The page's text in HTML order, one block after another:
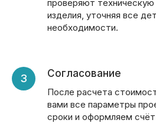
проверяют
изделия, уточняя все
необходимости.
Согласование
После расчета
вами все параметры
сроки и оформляем счёт